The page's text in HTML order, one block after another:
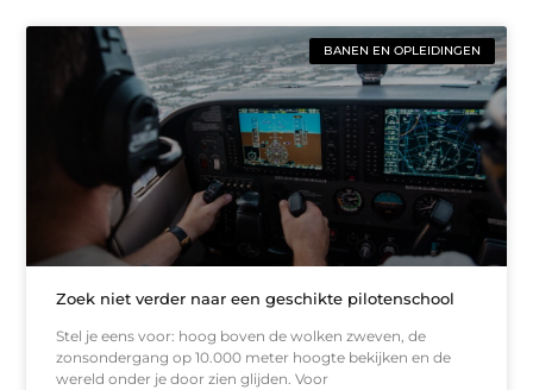
BANEN EN OPLEIDINGEN
Zoek niet verder naar een geschikte pilotenschool
Stel je eens voor: hoog boven de wolken zweven, de
zonsondergang op 10.000 meter hoogte bekijken en de
wereld onder je door zien glijden. Voor